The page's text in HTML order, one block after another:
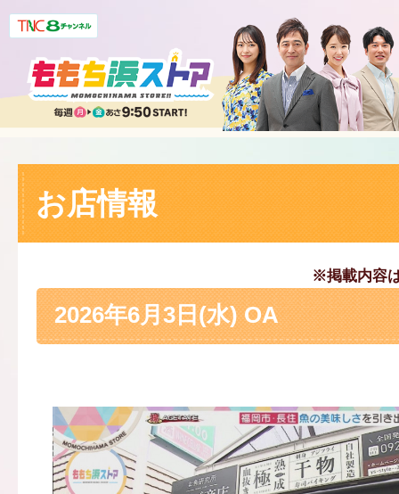
お店情報
※掲載内容
2026年6月3日(水) OA